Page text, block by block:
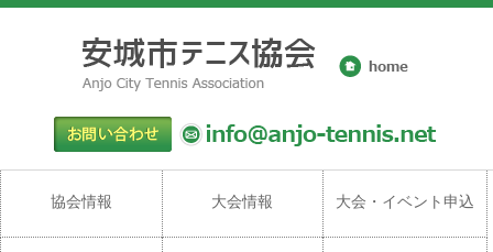
協会情報 大会情報 大会・イベント申込